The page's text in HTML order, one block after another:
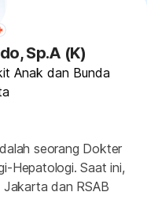
Sp.A (K)
Anak dan Bunda
seorang Dokter
Hepatologi. Saat ini,
Jakarta dan RSAB